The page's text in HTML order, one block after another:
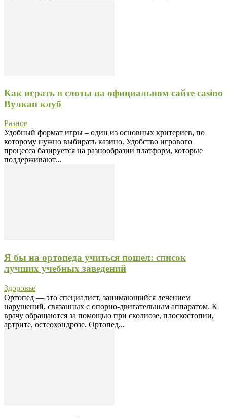
Как играть в слоты на официальном сайте casino
Вулкан клуб
Разное
Удобный формат игры – один из основных критериев, по
которому нужно выбирать казино. Удобство игрового
процесса базируется на разнообразии платформ, которые
поддерживают...
Я бы на ортопеда учиться пошел: список
лучших учебных заведений
Здоровье
Ортопед — это специалист, занимающийся лечением
нарушений, связанных с опорно-двигательным аппаратом. К
врачу обращаются за помощью при сколиозе, плоскостопии,
артрите, остеохондрозе. Ортопед...